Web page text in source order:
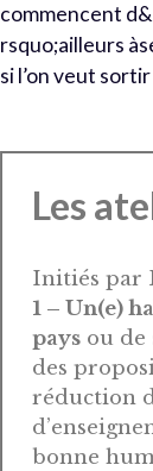
commencent d&
rsquo;ailleurs
si l’on veut
Les
Initiés par
1 – Un(e)
pays ou
des
réduction
bonne